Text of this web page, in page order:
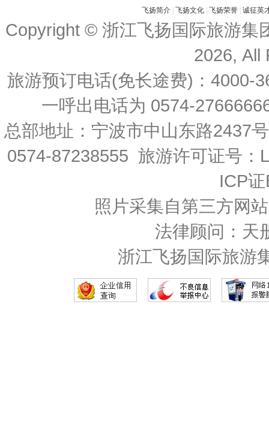
飞扬简介 飞扬文化 飞扬荣誉 诚征英
Copyright © 浙江飞扬国际旅游集
2026, All
旅游预订电话(免长途费)：4000-
一呼出电话为 0574-
总部地址：宁波市中山东路2437
0574-87238555 旅游许可证号
ICP
照片采集自第三方网
法律顾问：天
浙江飞扬国际旅游